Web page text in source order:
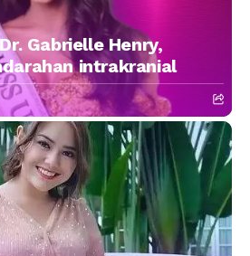
Gabrielle Henry,
intrakranial